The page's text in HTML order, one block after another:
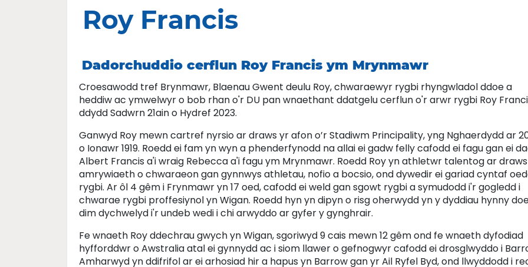
Roy Francis
Dadorchuddio cerflun Roy Francis ym Mrynmawr
Croesawodd tref Brynmawr, Blaenau Gwent deulu Roy, chwaraewyr rygbi rhyngwladol ddoe a
heddiw ac ymwelwyr o bob rhan o'r DU pan wnaethant ddatgelu cerflun o'r arwr rygbi Roy
ddydd Sadwrn 21ain o Hydref 2023.
Ganwyd Roy mewn cartref nyrsio ar draws yr afon o’r Stadiwm Principality, yng Nghaerdydd ar
o Ionawr 1919. Roedd ei fam yn wyn a phenderfynodd na allai ei gadw felly cafodd ei fagu gan ei
Albert Francis a'i wraig Rebecca a'i fagu ym Mrynmawr. Roedd Roy yn athletwr talentog ar draws
amrywiaeth o chwaraeon gan gynnwys athletau, nofio a bocsio, ond dywedir ei gariad cyntaf
rygbi. Ar ôl 4 gêm i Frynmawr yn 17 oed, cafodd ei weld gan sgowt rygbi a symudodd i'r gogledd i
chwarae rygbi proffesiynol yn Wigan. Roedd hyn yn dipyn o risg oherwydd yn y dyddiau hynny
dim dychwelyd i'r undeb wedi i chi arwyddo ar gyfer y gynghrair.
Fe wnaeth Roy ddechrau gwych yn Wigan, sgoriwyd 9 cais mewn 12 gêm ond fe wnaeth dyfodiad
hyfforddwr o Awstralia atal ei gynnydd ac i siom llawer o gefnogwyr cafodd ei drosglwyddo i
Amharwyd yn ddifrifol ar ei arhosiad hir a hapus yn Barrow gan yr Ail Ryfel Byd, ond llwyddodd i